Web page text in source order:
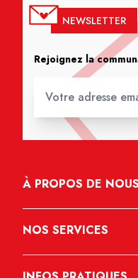
NEWSLETTER
Rejoignez la
À PROPOS DE NOUS
NOS SERVICES